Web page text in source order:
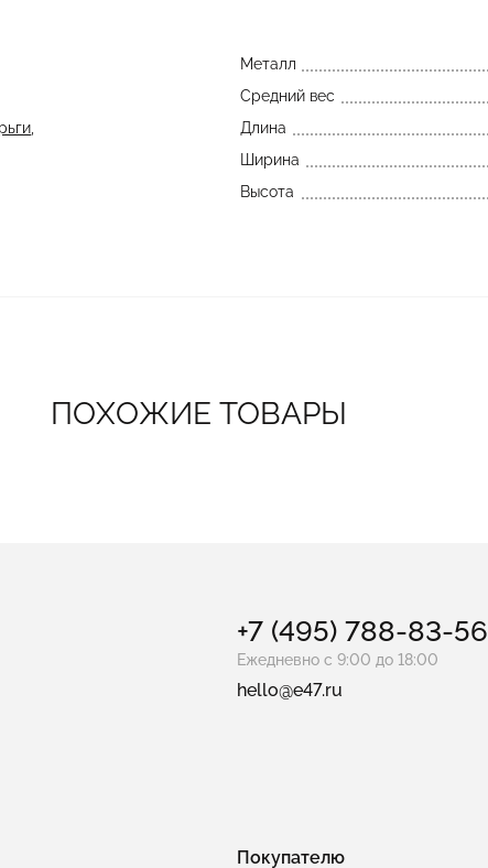
Металл
Средний вес
Длина
Ширина
Высота
ПОХОЖИЕ ТОВАРЫ
+7 (495) 788-83-56
Ежедневно с 9:00 до 18:00
hello@e47.ru
Покупателю